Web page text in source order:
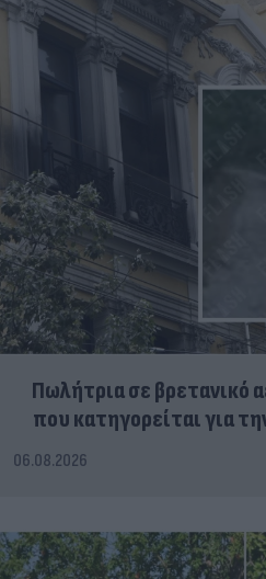
Πωλήτρια σε βρετανικό
που κατηγορείται για
06.08.2026